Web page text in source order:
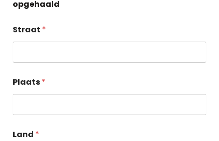
opgehaald
Straat *
Plaats*
Land *